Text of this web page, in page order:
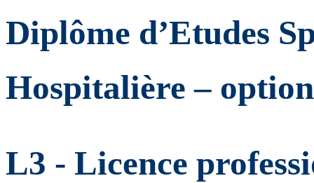
Diplôme d’Etudes
Hospitalière –
L3 - Licence